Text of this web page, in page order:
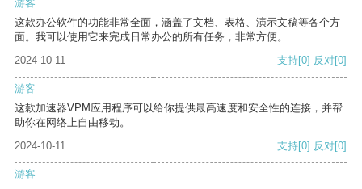
游客
这款办公软件的功能非常全面，涵盖了文档、表格、演示文稿等各个方
面。我可以使用它来完成日常办公的所有任务，非常方便。
2024-10-11
支持[0] 反对[0]
游客
这款加速器VPM应用程序可以给你提供最高速度和安全性的连接，并帮
助你在网络上自由移动。
2024-10-11
支持[0] 反对[0]
游客